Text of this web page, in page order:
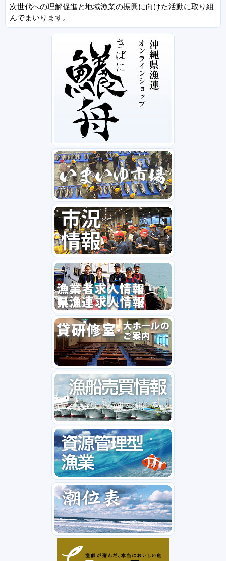
次世代への理解促進と地域漁業の振興に向けた活動に取り組
んでまいります。